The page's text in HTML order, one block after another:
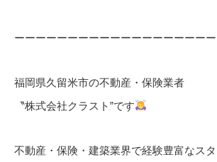
ーーーーーーーーーーーーーーーーーー
福岡県久留米市の不動産・保険業者
〝株式会社クラスト”です
不動産・保険・建築業界で経験豊富なスタ